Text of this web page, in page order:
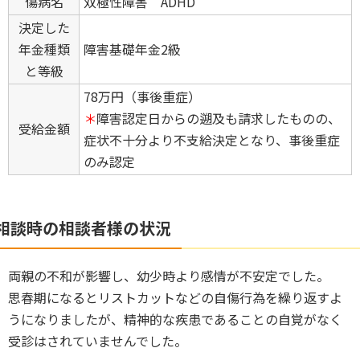
決定した
年金種類
と等級
障害基礎年金2級
受給金額
78万円（事後重症）
＊障害認定日からの遡及も請求したものの、
症状不十分より不支給決定となり、事後重症
のみ認定
談時の相談者様の状況
両親の不和が影響し、幼少時より感情が不安定でした。
思春期になるとリストカットなどの自傷行為を繰り返すよ
うになりましたが、精神的な疾患であることの自覚がなく
受診はされていませんでした。